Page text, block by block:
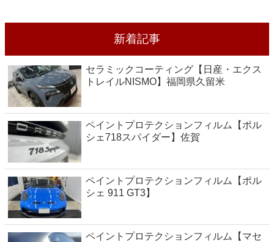
新着記事
セラミックコーティング【日産・エクス
トレイルNISMO】福岡県久留米
ペイントプロテクションフィルム【ポル
シェ718スパイダー】佐賀
ペイントプロテクションフィルム【ポル
シェ 911 GT3】
ペイントプロテクションフィルム【マセ